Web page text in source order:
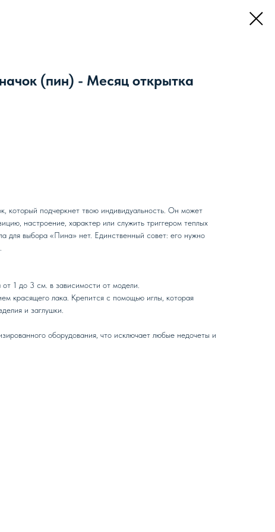
(пин) - Месяц открытка
который подчеркнет твою индивидуальность. Он может
настроение, характер или служить триггером теплых
для выбора «Пина» нет. Единственный совет: его нужно
1 до 3 см. в зависимости от модели.
красящего лака. Крепится с помощью иглы, которая
и заглушки.
оборудования, что исключает любые недочеты и